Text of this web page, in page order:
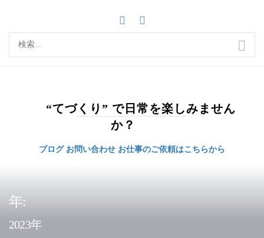
テ
“てづくり” で日常を楽しみません
か？
ブログ お問い合わせ お仕事のご依頼はこちらから
年:
2023年